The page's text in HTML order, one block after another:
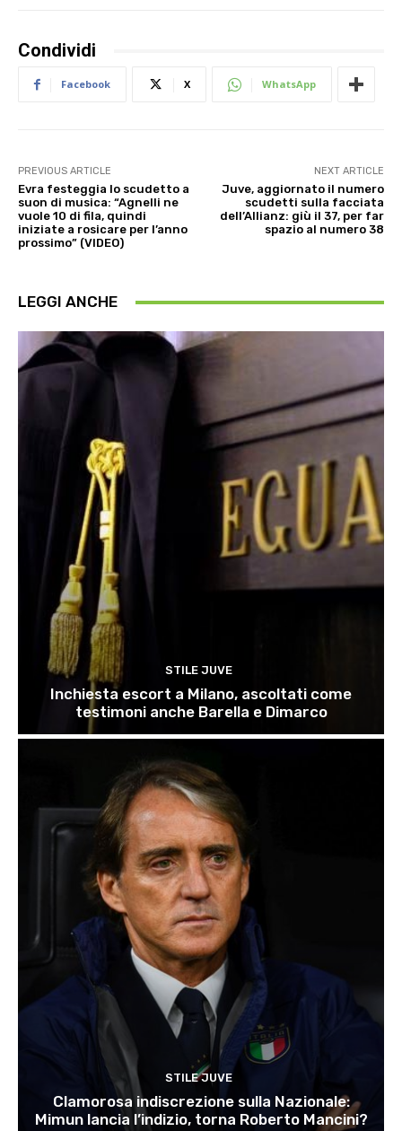
Condividi
Facebook X WhatsApp
PREVIOUS ARTICLE
Evra festeggia lo scudetto a
suon di musica: “Agnelli ne
vuole 10 di fila, quindi
iniziate a rosicare per l’anno
prossimo” (VIDEO)
NEXT ARTICLE
Juve, aggiornato il numero
scudetti sulla facciata
dell’Allianz: giù il 37, per far
spazio al numero 38
LEGGI ANCHE
STILE JUVE
Inchiesta escort a Milano, ascoltati come
testimoni anche Barella e Dimarco
STILE JUVE
Clamorosa indiscrezione sulla Nazionale:
Mimun lancia l’indizio, torna Roberto Mancini?